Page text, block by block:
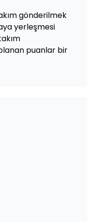
gönderilmek
yerleşmesi
puanlar bir